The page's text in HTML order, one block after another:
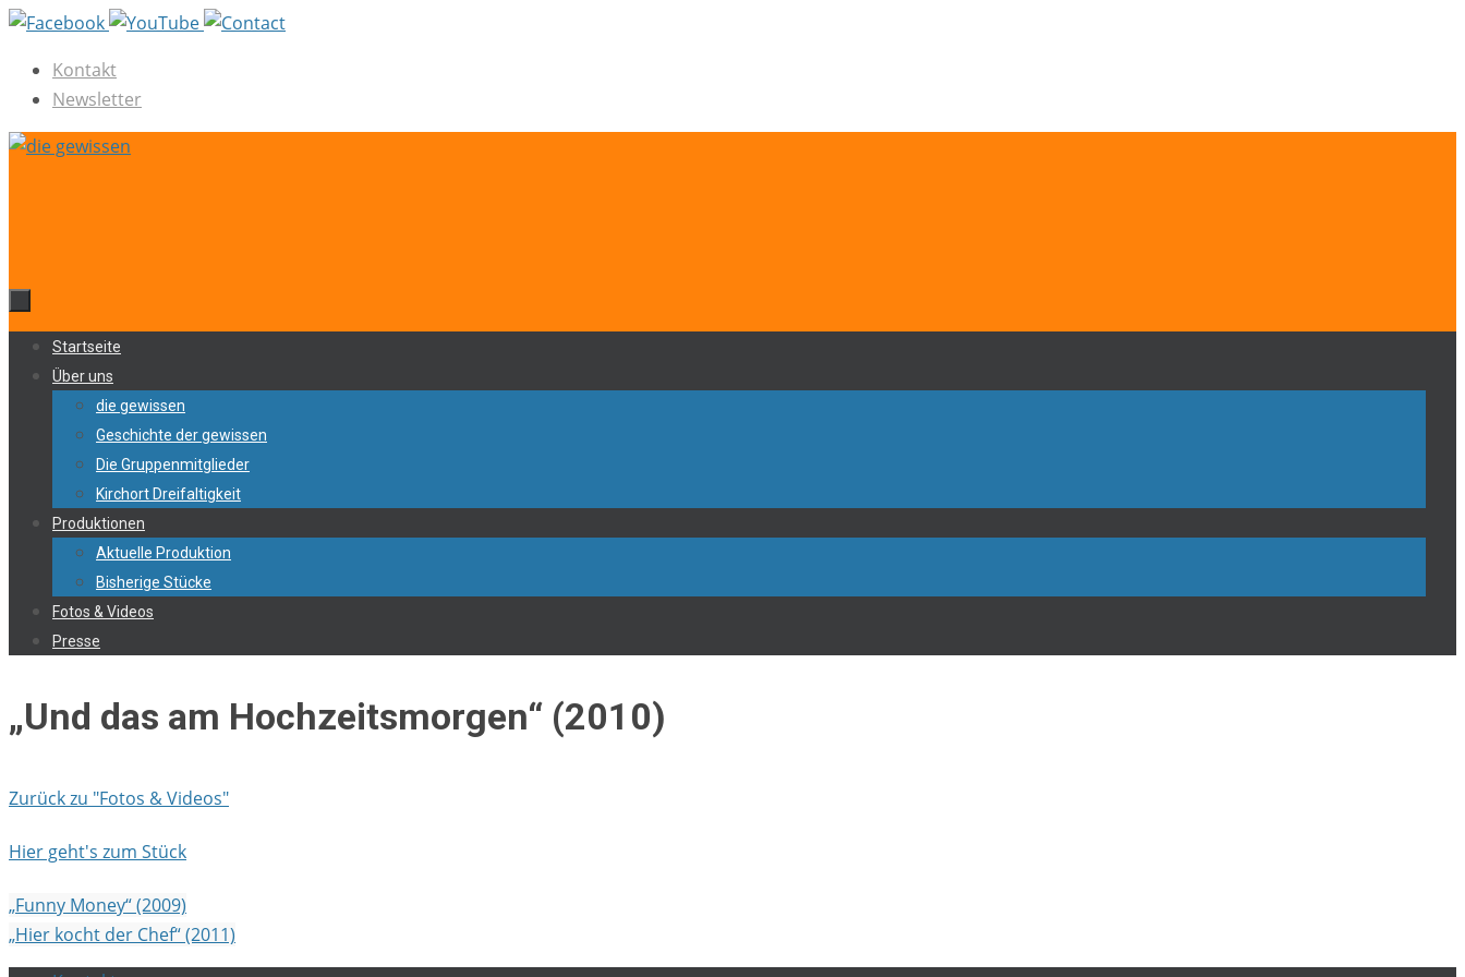
Zum
springenKontakt
Newsletter
Zum
Inhalt
springen
Startseite
Über uns
die gewissen
Geschichte der gewissen
Die Gruppenmitglieder
Kirchort Dreifaltigkeit
Produktionen
Aktuelle Produktion
Bisherige Stücke
Fotos & Videos
Presse
„Und das am Hochzeitsmorgen“ (2010)
Zurück zu "Fotos & Videos"
Hier geht's zum Stück
„Funny Money“ (2009)
„Hier kocht der Chef“ (2011)